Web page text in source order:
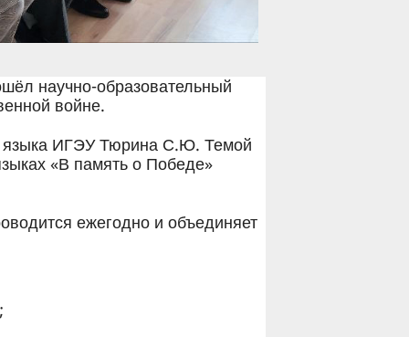
научно-образовательный
войне.
языка ИГЭУ Тюрина С.Ю. Темой
«В память о Победе»
ежегодно и объединяет